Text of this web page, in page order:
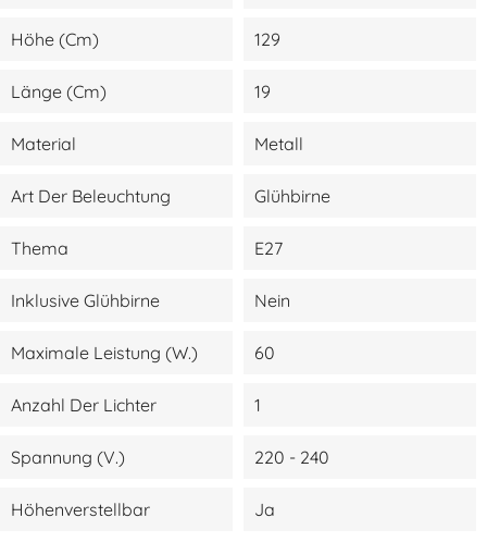
Höhe (cm) 129
Länge (cm) 19
Material Metall
Art Der Beleuchtung Glühbirne
Thema E27
Inklusive Glühbirne Nein
Maximale Leistung (W.) 60
Anzahl Der Lichter 1
Spannung (V.) 220 - 240
Höhenverstellbar Ja